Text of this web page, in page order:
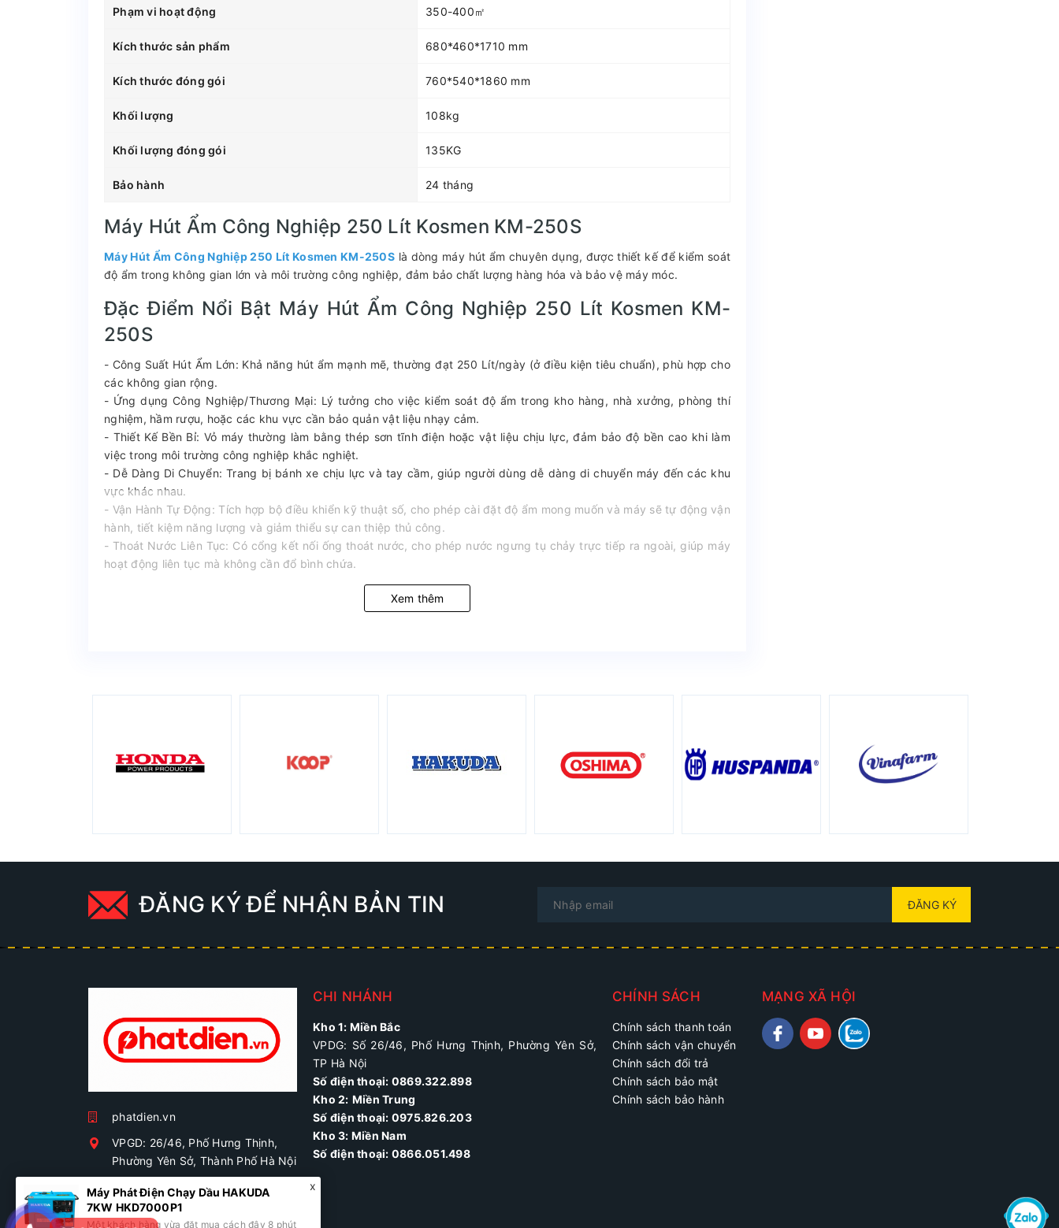
Phạm vi hoạt động 350-400㎡
Kích thước sản phẩm 680*460*1710 mm
Kích thước đóng gói 760*540*1860 mm
Khối lượng 108kg
Khối lượng đóng gói 135KG
Bảo hành 24 tháng
Máy Hút Ẩm Công Nghiệp 250 Lít Kosmen KM-250S
Máy Hút Ẩm Công Nghiệp 250 Lít Kosmen KM-250Slà dòng máy hút ẩm chuyên dụng, được thiết kế để kiểm soát
độ ẩm trong không gian lớn và môi trường công nghiệp, đảm bảo chất lượng hàng hóa và bảo vệ máy móc.
Đặc Điểm Nổi Bật Máy Hút Ẩm Công Nghiệp 250 Lít Kosmen KM-
250S
- Công Suất Hút Ẩm Lớn: Khả năng hút ẩm mạnh mẽ, thường đạt 250 Lít/ngày (ở điều kiện tiêu chuẩn), phù hợp cho
các không gian rộng.
- Ứng dụng Công Nghiệp/Thương Mại: Lý tưởng cho việc kiểm soát độ ẩm trong kho hàng, nhà xưởng, phòng thí
nghiệm, hầm rượu, hoặc các khu vực cần bảo quản vật liệu nhạy cảm.
- Thiết Kế Bền Bỉ: Vỏ máy thường làm bằng thép sơn tĩnh điện hoặc vật liệu chịu lực, đảm bảo độ bền cao khi làm
việc trong môi trường công nghiệp khắc nghiệt.
- Dễ Dàng Di Chuyển: Trang bị bánh xe chịu lực và tay cầm, giúp người dùng dễ dàng di chuyển máy đến các khu
vực khác nhau.
- Vận Hành Tự Động: Tích hợp bộ điều khiển kỹ thuật số, cho phép cài đặt độ ẩm mong muốn và máy sẽ tự động vận
hành, tiết kiệm năng lượng và giảm thiểu sự can thiệp thủ công.
- Thoát Nước Liên Tục: Có cổng kết nối ống thoát nước, cho phép nước ngưng tụ chảy trực tiếp ra ngoài, giúp máy
hoạt động liên tục mà không cần đổ bình chứa.
Xem thêm
ĐĂNG KÝ ĐỂ NHẬN BẢN TIN ĐĂNG KÝ
phatdien.vn
VPGD: 26/46, Phố Hưng Thịnh,
Phường Yên Sở, Thành Phố Hà Nội
0869322898
phatdien.vn@gmail.com
CHI NHÁNH
Kho 1: Miền Bắc
VPDG: Số 26/46, Phố Hưng Thịnh, Phường Yên Sở,
TP Hà Nội
Số điện thoại: 0869.322.898
Kho 2: Miền Trung
Số điện thoại: 0975.826.203
Kho 3: Miền Nam
Số điện thoại: 0866.051.498
CHÍNH SÁCH
Chính sách thanh toán
Chính sách vận chuyển
Chính sách đổi trả
Chính sách bảo mật
Chính sách bảo hành
MẠNG XÃ HỘI
Máy Phát Điện Chạy Dầu HAKUDA
7KW HKD7000P1